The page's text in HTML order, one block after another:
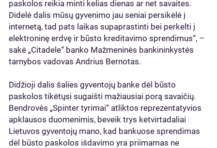
paskolos reikia minti kelias dienas ar net savaites.
Didelė dalis mūsų gyvenimo jau seniai persikėlė į
internetą, tad pats laikas supaprastinti bei perkelti į
elektroninę erdvę ir būsto kreditavimo sprendimus“, –
sakė „Citadele“ banko Mažmeninės bankininkystės
tarnybos vadovas Andrius Bernotas.
Didžioji dalis šalies gyventojų banke dėl būsto
paskolos tikėtųsi sugaišti mažiausiai porą savaičių.
Bendrovės „Spinter tyrimai“ atliktos reprezentatyvios
apklausos duomenimis, beveik trys ketvirtadaliai
Lietuvos gyventojų mano, kad bankuose sprendimas
dėl būsto paskolos išdavimo yra priimamas ne